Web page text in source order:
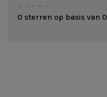
• • • • •
0 sterren op basis van